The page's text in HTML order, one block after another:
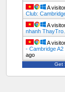
A
Club:
A
nhanh
A
- Cambridge
ago
Get